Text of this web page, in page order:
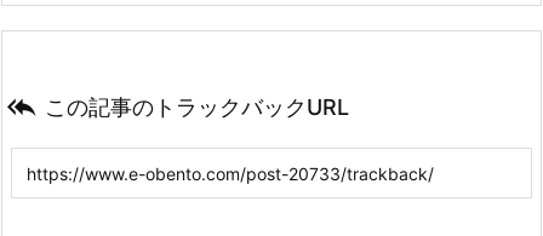
 この記事のトラックバックURL